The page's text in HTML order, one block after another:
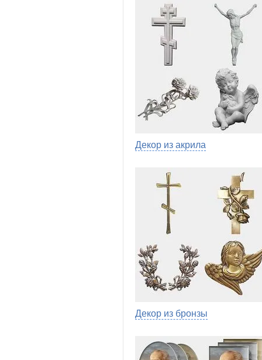
Декор из акрила
Декор из бронзы